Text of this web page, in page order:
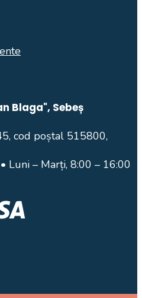
Blaga", Sebeș
cod poștal 515800,
• Luni – Marți, 8:00 – 16:00